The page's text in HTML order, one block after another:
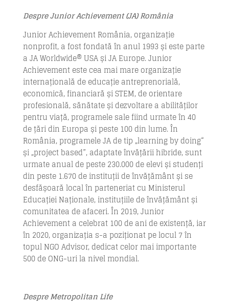
Despre Junior Achievement (JA) România
Junior Achievement România, organizație
nonprofit, a fost fondată în anul 1993 și este parte
a JA Worldwide® USA și JA Europe. Junior
Achievement este cea mai mare organizație
internațională de educație antreprenorială,
economică, financiară și STEM, de orientare
profesională, sănătate și dezvoltare a abilităților
pentru viață, programele sale fiind urmate în 40
de țări din Europa și peste 100 din lume. În
România, programele JA de tip „learning by doing“
și „project based”, adaptate învățării hibride, sunt
urmate anual de peste 230.000 de elevi și studenți
din peste 1.670 de instituții de învățământ și se
desfășoară local în parteneriat cu Ministerul
Educației Naționale, instituțiile de învățământ și
comunitatea de afaceri. În 2019, Junior
Achievement a celebrat 100 de ani de existență, iar
în 2020, organizația s-a poziționat pe locul 7 în
topul NGO Advisor, dedicat celor mai importante
500 de ONG-uri la nivel mondial.
Despre Metropolitan Life